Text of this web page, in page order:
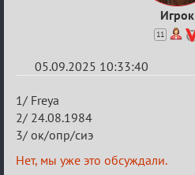
Игрок
11
05.09.2025 10:33:40
Re:
Заявки
в
Авторитеты²
1/ Freya
2/ 24.08.1984
3/ ок/опр/сиэ
Нет, мы уже это обсуждали.